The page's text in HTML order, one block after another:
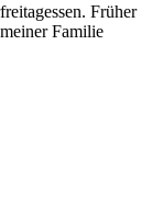
Früher
Familie